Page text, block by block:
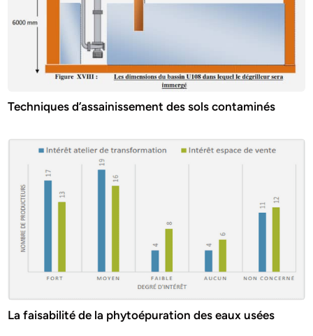
Techniques d’assainissement des sols contaminés
La faisabilité de la phytoépuration des eaux usées